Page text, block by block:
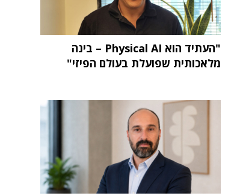
"העתיד הוא Physical AI – בינה
מלאכותית שפועלת בעולם הפיזי"